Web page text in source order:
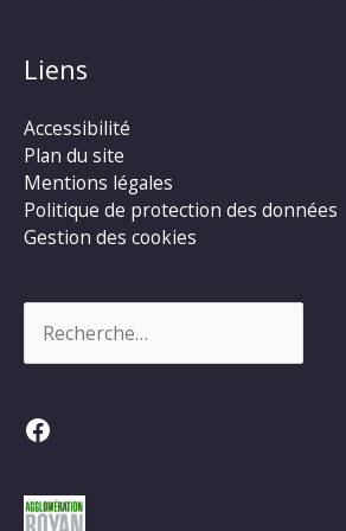
Liens
Accessibilité
Plan du site
Mentions légales
Politique de protection des données
Gestion des cookies
Facebook